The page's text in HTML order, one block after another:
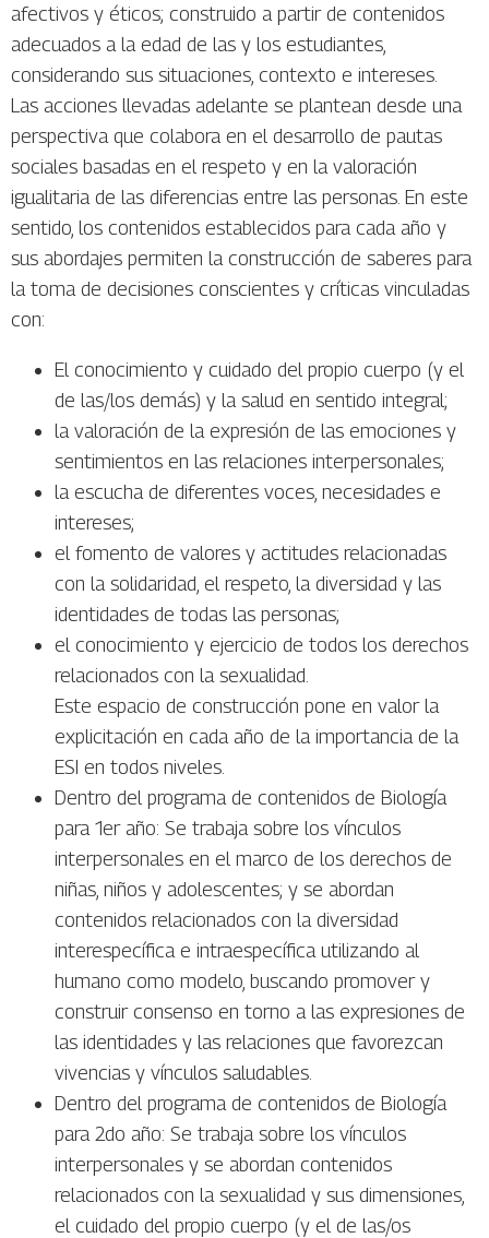
afectivos y éticos; construido a partir de contenidos
adecuados a la edad de las y los estudiantes,
considerando sus situaciones, contexto e intereses.
Las acciones llevadas adelante se plantean desde una
perspectiva que colabora en el desarrollo de pautas
sociales basadas en el respeto y en la valoración
igualitaria de las diferencias entre las personas. En este
sentido, los contenidos establecidos para cada año y
sus abordajes permiten la construcción de saberes para
la toma de decisiones conscientes y críticas vinculadas
con:
El conocimiento y cuidado del propio cuerpo (y el
de las/los demás) y la salud en sentido integral;
la valoración de la expresión de las emociones y
sentimientos en las relaciones interpersonales;
la escucha de diferentes voces, necesidades e
intereses;
el fomento de valores y actitudes relacionadas
con la solidaridad, el respeto, la diversidad y las
identidades de todas las personas;
el conocimiento y ejercicio de todos los derechos
relacionados con la sexualidad.
Este espacio de construcción pone en valor la
explicitación en cada año de la importancia de la
ESI en todos niveles.
Dentro del programa de contenidos de Biología
para 1er año: Se trabaja sobre los vínculos
interpersonales en el marco de los derechos de
niñas, niños y adolescentes; y se abordan
contenidos relacionados con la diversidad
interespecífica e intraespecífica utilizando al
humano como modelo, buscando promover y
construir consenso en torno a las expresiones de
las identidades y las relaciones que favorezcan
vivencias y vínculos saludables.
Dentro del programa de contenidos de Biología
para 2do año: Se trabaja sobre los vínculos
interpersonales y se abordan contenidos
relacionados con la sexualidad y sus dimensiones,
el cuidado del propio cuerpo (y el de las/os